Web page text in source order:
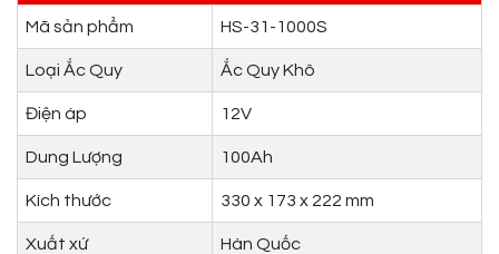
Mã sản phẩm HS-31-1000S
Loại Ắc Quy Ắc Quy Khô
Điện áp 12V
Dung Lượng 100Ah
Kích thước 330 x 173 x 222 mm
Xuất xứ Hàn Quốc